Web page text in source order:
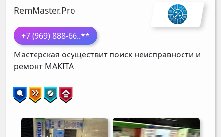
RemMaster.Pro
+7 (969) 888-66..**
Мастерская осуществит поиск неисправности и
ремонт MAKITA